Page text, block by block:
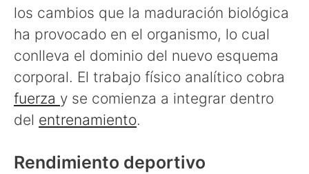
los cambios que la maduración biológica
ha provocado en el organismo, lo cual
conlleva el dominio del nuevo esquema
corporal. El trabajo físico analítico cobra
fuerza y se comienza a integrar dentro
del entrenamiento.
Rendimiento deportivo